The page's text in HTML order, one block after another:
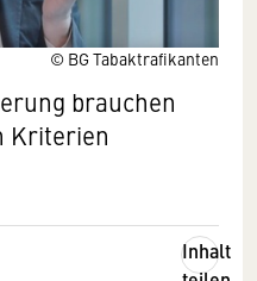
© BG Tabaktrafikanten
brauchen
Kriterien
Inhalt